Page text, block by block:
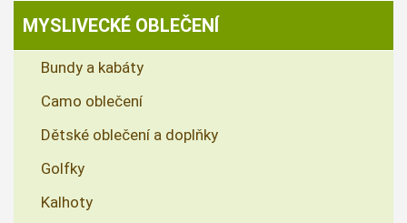
MYSLIVECKÉ OBLEČENÍ
Bundy a kabáty
Camo oblečení
Dětské oblečení a doplňky
Golfky
Kalhoty